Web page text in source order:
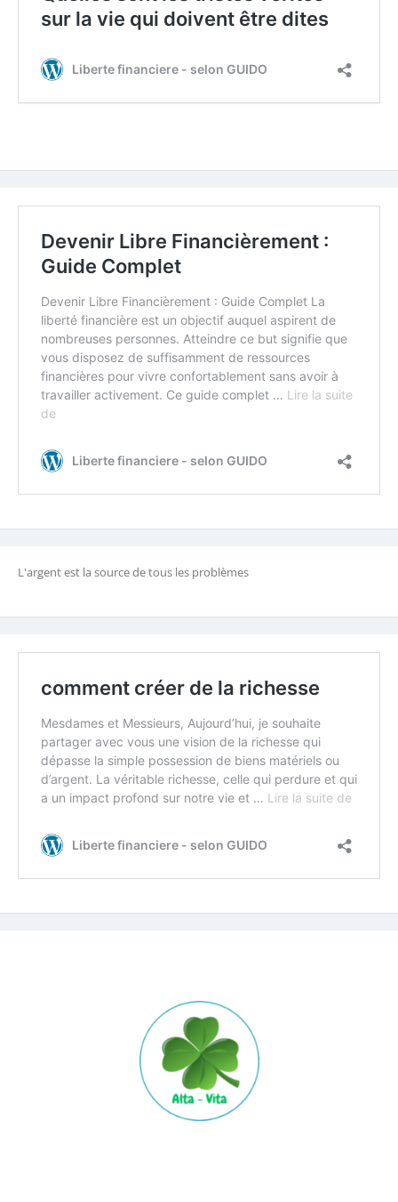
L'argent est la source de tous les problèmes